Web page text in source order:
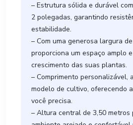
– Estrutura sólida e durável
2 polegadas, garantindo
estabilidade.
– Com uma generosa largura
proporciona um espaço amplo
crescimento das suas plantas.
– Comprimento personalizável,
modelo de cultivo, oferecendo
você precisa.
– Altura central de 3,50 metros